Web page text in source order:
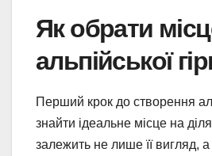
Як обрати
альпійської
Перший крок до створення
знайти ідеальне місце на
залежить не лише її вигляд, а